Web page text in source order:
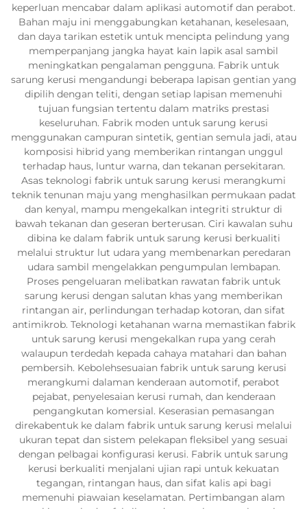
keperluan mencabar dalam aplikasi automotif dan perabot.
Bahan maju ini menggabungkan ketahanan, keselesaan,
dan daya tarikan estetik untuk mencipta pelindung yang
memperpanjang jangka hayat kain lapik asal sambil
meningkatkan pengalaman pengguna. Fabrik untuk
sarung kerusi mengandungi beberapa lapisan gentian yang
dipilih dengan teliti, dengan setiap lapisan memenuhi
tujuan fungsian tertentu dalam matriks prestasi
keseluruhan. Fabrik moden untuk sarung kerusi
menggunakan campuran sintetik, gentian semula jadi, atau
komposisi hibrid yang memberikan rintangan unggul
terhadap haus, luntur warna, dan tekanan persekitaran.
Asas teknologi fabrik untuk sarung kerusi merangkumi
teknik tenunan maju yang menghasilkan permukaan padat
dan kenyal, mampu mengekalkan integriti struktur di
bawah tekanan dan geseran berterusan. Ciri kawalan suhu
dibina ke dalam fabrik untuk sarung kerusi berkualiti
melalui struktur lut udara yang membenarkan peredaran
udara sambil mengelakkan pengumpulan lembapan.
Proses pengeluaran melibatkan rawatan fabrik untuk
sarung kerusi dengan salutan khas yang memberikan
rintangan air, perlindungan terhadap kotoran, dan sifat
antimikrob. Teknologi ketahanan warna memastikan fabrik
untuk sarung kerusi mengekalkan rupa yang cerah
walaupun terdedah kepada cahaya matahari dan bahan
pembersih. Kebolehsesuaian fabrik untuk sarung kerusi
merangkumi dalaman kenderaan automotif, perabot
pejabat, penyelesaian kerusi rumah, dan kenderaan
pengangkutan komersial. Keserasian pemasangan
direkabentuk ke dalam fabrik untuk sarung kerusi melalui
ukuran tepat dan sistem pelekapan fleksibel yang sesuai
dengan pelbagai konfigurasi kerusi. Fabrik untuk sarung
kerusi berkualiti menjalani ujian rapi untuk kekuatan
tegangan, rintangan haus, dan sifat kalis api bagi
memenuhi piawaian keselamatan. Pertimbangan alam